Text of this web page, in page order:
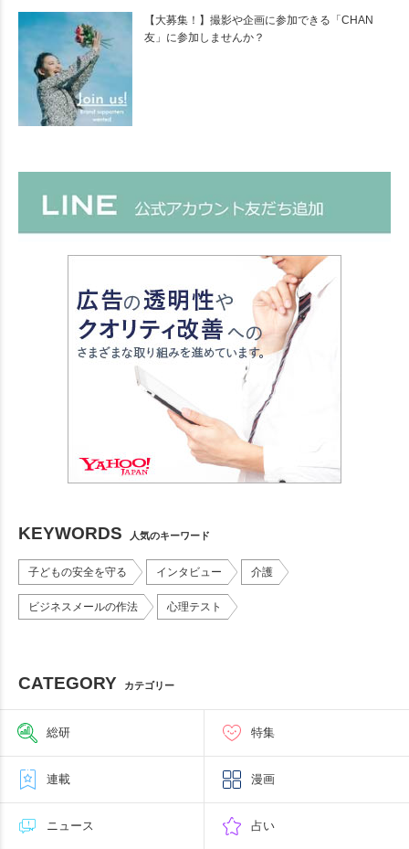
【大募集！】撮影や企画に参加できる「CHAN
友」に参加しませんか？
KEYWORDS 人気のキーワード
子どもの安全を守る インタビュー 介護
ビジネスメールの作法 心理テスト
CATEGORY カテゴリー
総研 特集
連載 漫画
ニュース 占い